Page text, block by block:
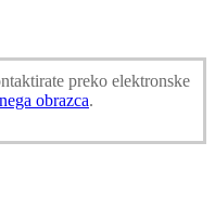
preko elektronske
obrazca.